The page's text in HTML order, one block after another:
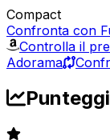
Compact
Confronta con
Controlla il
Adorama